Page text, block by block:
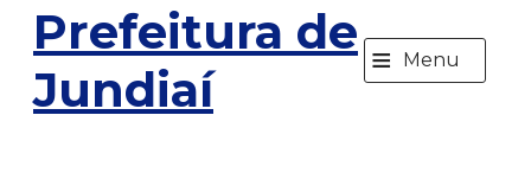
Prefeitura de
Jundiaí
≡ Menu